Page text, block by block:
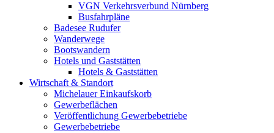
VGN Verkehrsverbund Nürnberg
Busfahrpläne
Badesee Rudufer
Wanderwege
Bootswandern
Hotels und Gaststätten
Hotels & Gaststätten
Wirtschaft & Standort
Michelauer Einkaufskorb
Gewerbeflächen
Veröffentlichung Gewerbebetriebe
Gewerbebetriebe